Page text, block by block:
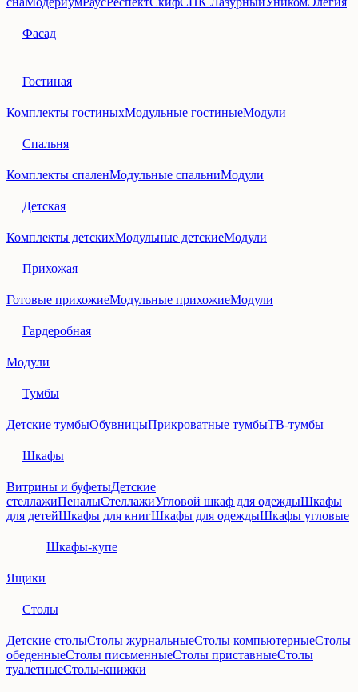
Фасад
Гостиная
Комплекты гостиныхМодульные гостиныеМодули
Спальня
Комплекты спаленМодульные спальниМодули
Детская
Комплекты детскихМодульные детскиеМодули
Прихожая
Готовые прихожиеМодульные прихожиеМодули
Гардеробная
Модули
Тумбы
Детские тумбыОбувницыПрикроватные тумбыТВ-тумбы
Шкафы
Витрины и буфетыДетские
стеллажиПеналыСтеллажиУгловой шкаф для одеждыШкафы
для детейШкафы для книгШкафы для одеждыШкафы угловые
Шкафы-купе
Ящики
Столы
Детские столыСтолы журнальныеСтолы компьютерныеСтолы
обеденныеСтолы письменныеСтолы приставныеСтолы
туалетныеСтолы-книжки